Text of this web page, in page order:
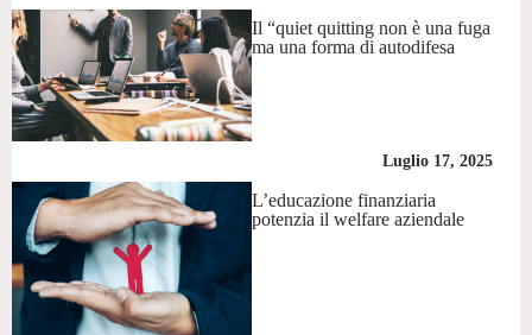
Il “quiet quitting non è una fuga
ma una forma di autodifesa
Luglio 17, 2025
L’educazione finanziaria
potenzia il welfare aziendale